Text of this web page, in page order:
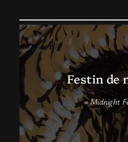
Festin de
« Midnight